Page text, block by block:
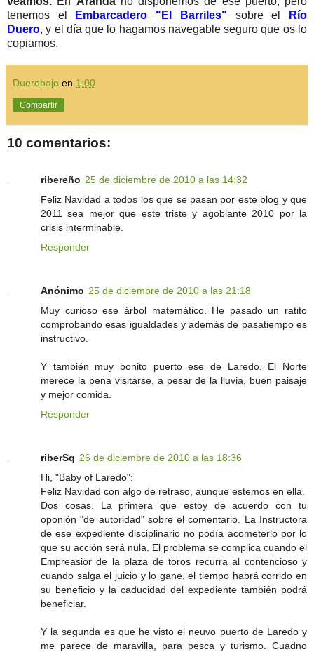
tenemos el
Embarcadero "El Barriles" sobre el
Río
Duero, y el día que lo hagamos navegable seguro que os lo
copiamos.
Duerobajo en 1:00
Compartir
10 comentarios:
ribereño 25 de diciembre de 2010 a las 14:32
Feliz Navidad a todos los que se pasan por este blog y que
2011 sea mejor que este triste y agobiante 2010 por la
crisis interminable.
Responder
Anónimo 25 de diciembre de 2010 a las 21:18
Muy curioso ese árbol matemático. He pasado un ratito
comprobando esas igualdades y además de pasatiempo es
instructivo.
Y también muy bonito puerto ese de Laredo. El Norte
merece la pena visitarse, a pesar de la lluvia, buen paisaje
y mejor comida.
Responder
riberSq 26 de diciembre de 2010 a las 18:36
Hi, "Baby of Laredo":
Feliz Navidad con algo de retraso, aunque estemos en ella.
Dos cosas. La primera que estoy de acuerdo con tu
oponión "de autoridad" sobre el comentario. La Instructora
de ese expediente disciplinario no podía acometerlo por lo
que su acción será nula. El problema se complica cuando el
Empreasior de la plaza de toros recurra al contencioso y
cuando salga el juicio y lo gane, el tiempo habrá corrido en
su beneficio y la caducidad del expediente también podrá
beneficiar.
Y la segunda es que he visto el neuvo puerto de Laredo y
me parece de maravilla, para pesca y turismo. Cuadno